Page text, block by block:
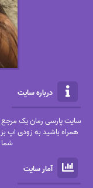
درباره سایت
سایت پارسی رمان یک مرجع
همراه باشید به زودی اپ
آمار سایت